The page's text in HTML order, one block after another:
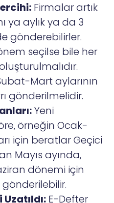
Firmalar artık
ya aylık ya da 3
gönderebilirler.
seçilse bile her
Mart aylarının
gönderilmelidir.
Yeni
örneğin Ocak-
için beratlar Geçici
Mayıs ayında,
dönemi için
E-Defter